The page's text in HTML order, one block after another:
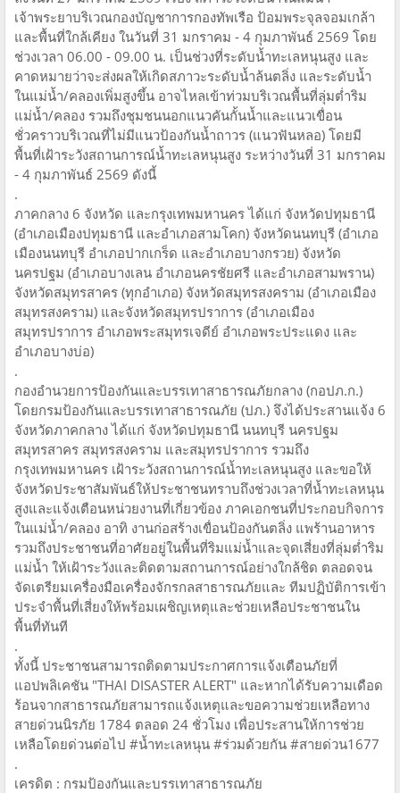
เจ้าพระยาบริเวณกองบัญชาการกองทัพเรือ ป้อมพระจุลจอมเกล้า
และพื้นที่ใกล้เคียง ในวันที่ 31 มกราคม - 4 กุมภาพันธ์ 2569 โดย
ช่วงเวลา 06.00 - 09.00 น. เป็นช่วงที่ระดับน้ำทะเลหนุนสูง และ
คาดหมายว่าจะส่งผลให้เกิดสภาวะระดับน้ำล้นตลิ่ง และระดับน้ำ
ในแม่น้ำ/คลองเพิ่มสูงขึ้น อาจไหลเข้าท่วมบริเวณพื้นที่ลุ่มต่ำริม
แม่น้ำ/คลอง รวมถึงชุมชนนอกแนวคันกั้นน้ำและแนวเขื่อน
ชั่วคราวบริเวณที่ไม่มีแนวป้องกันน้ำถาวร (แนวฟันหลอ) โดยมี
พื้นที่เฝ้าระวังสถานการณ์น้ำทะเลหนุนสูง ระหว่างวันที่ 31 มกราคม
- 4 กุมภาพันธ์ 2569 ดังนี้
.
ภาคกลาง 6 จังหวัด และกรุงเทพมหานคร ได้แก่ จังหวัดปทุมธานี
(อำเภอเมืองปทุมธานี และอำเภอสามโคก) จังหวัดนนทบุรี (อำเภอ
เมืองนนทบุรี อำเภอปากเกร็ด และอำเภอบางกรวย) จังหวัด
นครปฐม (อำเภอบางเลน อำเภอนครชัยศรี และอำเภอสามพราน)
จังหวัดสมุทรสาคร (ทุกอำเภอ) จังหวัดสมุทรสงคราม (อำเภอเมือง
สมุทรสงคราม) และจังหวัดสมุทรปราการ (อำเภอเมือง
สมุทรปราการ อำเภอพระสมุทรเจดีย์ อำเภอพระประแดง และ
อำเภอบางบ่อ)
.
กองอำนวยการป้องกันและบรรเทาสาธารณภัยกลาง (กอปภ.ก.)
โดยกรมป้องกันและบรรเทาสาธารณภัย (ปภ.) จึงได้ประสานแจ้ง 6
จังหวัดภาคกลาง ได้แก่ จังหวัดปทุมธานี นนทบุรี นครปฐม
สมุทรสาคร สมุทรสงคราม และสมุทรปราการ รวมถึง
กรุงเทพมหานคร เฝ้าระวังสถานการณ์น้ำทะเลหนุนสูง และขอให้
จังหวัดประชาสัมพันธ์ให้ประชาชนทราบถึงช่วงเวลาที่น้ำทะเลหนุน
สูงและแจ้งเตือนหน่วยงานที่เกี่ยวข้อง ภาคเอกชนที่ประกอบกิจการ
ในแม่น้ำ/คลอง อาทิ งานก่อสร้างเขื่อนป้องกันตลิ่ง แพร้านอาหาร
รวมถึงประชาชนที่อาศัยอยู่ในพื้นที่ริมแม่น้ำและจุดเสี่ยงที่ลุ่มต่ำริม
แม่น้ำ ให้เฝ้าระวังและติดตามสถานการณ์อย่างใกล้ชิด ตลอดจน
จัดเตรียมเครื่องมือเครื่องจักรกลสาธารณภัยและ ทีมปฏิบัติการเข้า
ประจำพื้นที่เสี่ยงให้พร้อมเผชิญเหตุและช่วยเหลือประชาชนใน
พื้นที่ทันที
.
ทั้งนี้ ประชาชนสามารถติดตามประกาศการแจ้งเตือนภัยที่
แอปพลิเคชัน "THAI DISASTER ALERT" และหากได้รับความเดือด
ร้อนจากสาธารณภัยสามารถแจ้งเหตุและขอความช่วยเหลือทาง
สายด่วนนิรภัย 1784 ตลอด 24 ชั่วโมง เพื่อประสานให้การช่วย
เหลือโดยด่วนต่อไป #น้ำทะเลหนุน #ร่วมด้วยกัน #สายด่วน1677
.
เครดิต : กรมป้องกันและบรรเทาสาธารณภัย